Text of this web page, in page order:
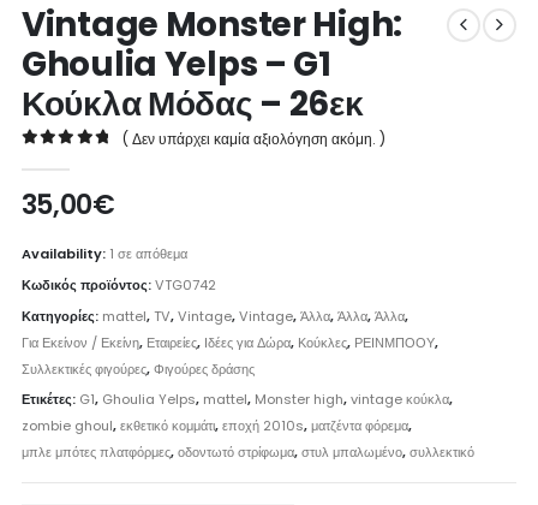
Vintage Monster High:
Ghoulia Yelps – G1
Κούκλα Μόδας – 26εκ
( Δεν υπάρχει καμία αξιολόγηση ακόμη. )
35,00€
Availability: 1 σε απόθεμα
Κωδικός προϊόντος:VTG0742
Κατηγορίες: mattel,TV,Vintage,Vintage,Άλλα,Άλλα,Άλλα,
Για Εκείνον / Εκείνη, Εταιρείες, Ιδέες για Δώρα, Κούκλες, ΡΕΙΝΜΠΟΟΥ,
Συλλεκτικές φιγούρες,Φιγούρες δράσης
Ετικέτες: G1, Ghoulia Yelps, mattel, Monster high,vintage κούκλα,
zombie ghoul,εκθετικό κομμάτι,εποχή 2010s,ματζέντα φόρεμα,
μπλε μπότες πλατφόρμες,οδοντωτό στρίφωμα,στυλ μπαλωμένο,συλλεκτικό